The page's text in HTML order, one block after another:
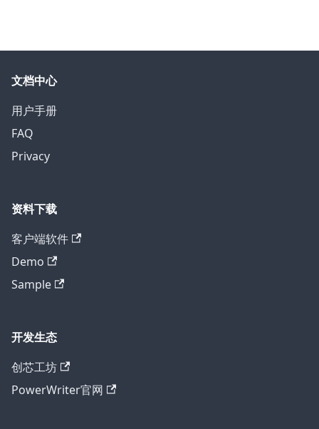
文档中心
用户手册
FAQ
Privacy
资料下载
客户端软件
Demo
Sample
开发生态
创芯工坊
PowerWriter官网